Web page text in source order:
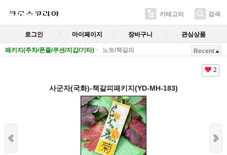
카테고리 검색
로그인 마이페이지 장바구니 관심상품
패키지(주차/폰줄/쿠션/지갑/기타) 노트/책갈피 Recent
2
사군자(국화)-책갈피패키지(YD-MH-183)